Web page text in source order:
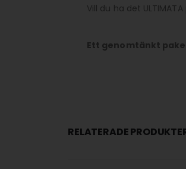
Vill du ha det
Ett genomtänkt
RELATERADE